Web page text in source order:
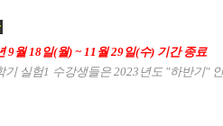
9월 18일(월) ~ 11월 29일(수) 기간 종료
기 실험1 수강생들은 2023 년도 "하반기"